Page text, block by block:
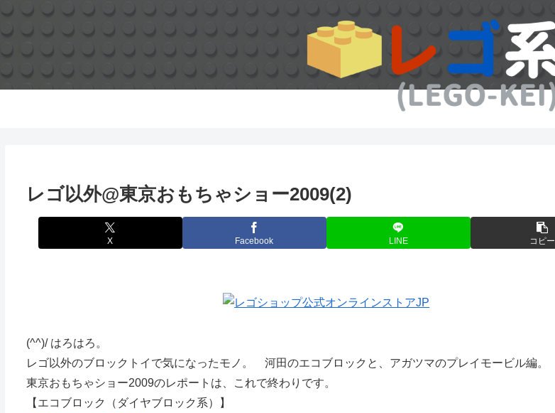
レゴ以外@東京おもちゃショー2009(2)
X Facebook LINE コピー
(^^)/ はろはろ。
レゴ以外のブロックトイで気になったモノ。 河田のエコブロックと、アガツマのプレイモービル編。
東京おもちゃショー2009のレポートは、これで終わりです。
【エコブロック（ダイヤブロック系）】